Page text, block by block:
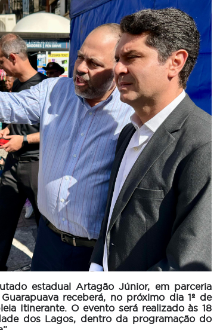
estadual Artagão Júnior, em parceria
receberá, no próximo dia 1º de
Itinerante. O evento será realizado às 18
dos Lagos, dentro da programação do